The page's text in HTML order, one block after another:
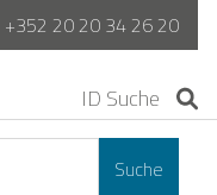
+352 20 20 34 26 20
Suche